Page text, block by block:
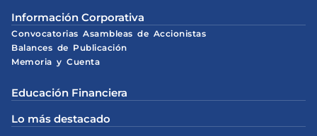
Información Corporativa
Convocatorias Asambleas de Accionistas
Balances de Publicación
Memoria y Cuenta
Educación Financiera
Lo más destacado